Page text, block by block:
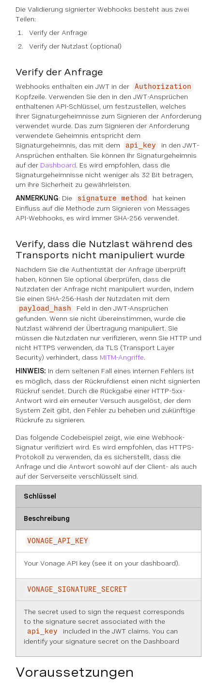
Die Validierung signierter Webhooks besteht aus zwei
Teilen:
Verify der Anfrage
Verify der Nutzlast (optional)
Verify der Anfrage
Webhooks enthalten ein JWT in der Authorization
Kopfzeile. Verwenden Sie den in den JWT-Ansprüchen
enthaltenen API-Schlüssel, um festzustellen, welches
Ihrer Signaturgeheimnisse zum Signieren der Anforderung
verwendet wurde. Das zum Signieren der Anforderung
verwendete Geheimnis entspricht dem
Signaturgeheimnis, das mit dem
api_key
in den JWT-
Ansprüchen enthalten. Sie können Ihr Signaturgeheimnis
auf der Dashboard. Es wird empfohlen, dass die
Signaturgeheimnisse nicht weniger als 32 Bit betragen,
um ihre Sicherheit zu gewährleisten.
ANMERKUNG: Die signature method
hat keinen
Einfluss auf die Methode zum Signieren von Messages
API-Webhooks, es wird immer SHA-256 verwendet.
Verify, dass die Nutzlast während des
Transports nicht manipuliert wurde
Nachdem Sie die Authentizität der Anfrage überprüft
haben, können Sie optional überprüfen, dass die
Nutzdaten der Anfrage nicht manipuliert wurden, indem
Sie einen SHA-256-Hash der Nutzdaten mit dem
payload_hash
Feld in den JWT-Ansprüchen
gefunden. Wenn sie nicht übereinstimmen, wurde die
Nutzlast während der Übertragung manipuliert. Sie
müssen die Nutzdaten nur verifizieren, wenn Sie HTTP und
nicht HTTPS verwenden, da TLS (Transport Layer
Security) verhindert, dass MITM-Angriffe.
HINWEIS: In dem seltenen Fall eines internen Fehlers ist
es möglich, dass der Rückrufdienst einen nicht signierten
Rückruf sendet. Durch die Rückgabe einer HTTP-5xx-
Antwort wird ein erneuter Versuch ausgelöst, der dem
System Zeit gibt, den Fehler zu beheben und zukünftige
Rückrufe zu signieren.
Das folgende Codebeispiel zeigt, wie eine Webhook-
Signatur verifiziert wird. Es wird empfohlen, das HTTPS-
Protokoll zu verwenden, da es sicherstellt, dass die
Anfrage und die Antwort sowohl auf der Client- als auch
auf der Serverseite verschlüsselt sind.
Schlüssel
Beschreibung
VONAGE_API_KEY
Your Vonage API key (see it on your dashboard).
VONAGE_SIGNATURE_SECRET
The secret used to sign the request corresponds
to the signature secret associated with the
api_key
included in the JWT claims. You can
identify your signature secret on the Dashboard
Voraussetzungen